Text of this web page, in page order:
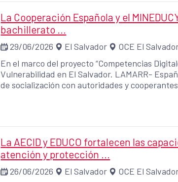
La Cooperación Española y el
bachillerato ...
29/06/2026 El Salvador
OCE El
En el marco del proyecto “Competencias
Vulnerabilidad en El Salvador. LAMARR-
de socialización con autoridades y
La AECID y EDUCO fortalecen las
atención y protección ...
26/06/2026 El Salvador
OCE El